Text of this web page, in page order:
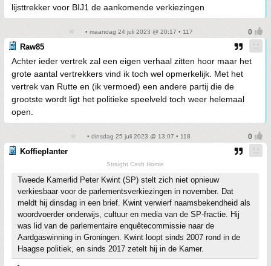
lijsttrekker voor BIJ1 de aankomende verkiezingen
• maandag 24 juli 2023 @ 20:17 • 117
Raw85
Achter ieder vertrek zal een eigen verhaal zitten hoor maar het
grote aantal vertrekkers vind ik toch wel opmerkelijk. Met het
vertrek van Rutte en (ik vermoed) een andere partij die de
grootste wordt ligt het politieke speelveld toch weer helemaal
open.
• dinsdag 25 juli 2023 @ 13:07 • 118
Koffieplanter
Straight Cash Homie
Tweede Kamerlid Peter Kwint (SP) stelt zich niet opnieuw
verkiesbaar voor de parlementsverkiezingen in november. Dat
meldt hij dinsdag in een brief. Kwint verwierf naamsbekendheid als
woordvoerder onderwijs, cultuur en media van de SP-fractie. Hij
was lid van de parlementaire enquêtecommissie naar de
Aardgaswinning in Groningen. Kwint loopt sinds 2007 rond in de
Haagse politiek, en sinds 2017 zetelt hij in de Kamer.